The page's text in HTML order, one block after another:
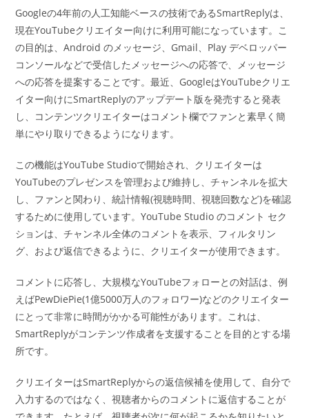
テ
ゴ
リ
ー:
Googleの4年前の人工知能ベースの技術であるSmartReplyは、
現在YouTubeクリエイター向けに利用可能になっています。こ
の目的は、Android のメッセージ、Gmail、Play デベロッパー
コンソールなどで受信したメッセージへの応答で、メッセージ
への応答を提案することです。最近、GoogleはYouTubeクリエ
イター向けにSmartReplyのアップデート版を発売すると発表
し、コンテンツクリエイターはコメント欄でファンと素早く簡
単にやり取りできるようになります。
この機能はYouTube Studioで開始され、クリエイターは
YouTubeのプレゼンスを管理および維持し、チャンネルを拡大
し、ファンと関わり、統計情報(視聴時間、視聴回数など)を確認
するために使用しています。YouTube Studio のコメント セク
ションは、チャンネル全体のコメントを表示、フィルタリン
グ、および返信できるように、クリエイターが使用できます。
コメントに応答し、大規模なYouTubeフォローとの対話は、例
えばPewDiePie(1億5000万人のフォロワー)などのクリエイター
にとって非常に時間がかかる可能性があります。これは、
SmartReplyがコンテンツ作成者を支援することを目的とする場
所です。
クリエイターはSmartReplyからの返信候補を使用して、自分で
入力するのではなく、視聴者からのコメントに返信することが